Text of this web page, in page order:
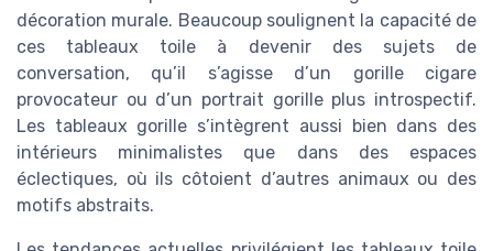
décoration murale. Beaucoup soulignent la capacité de
ces tableaux toile à devenir des sujets de
conversation, qu’il s’agisse d’un gorille cigare
provocateur ou d’un portrait gorille plus introspectif.
Les tableaux gorille s’intègrent aussi bien dans des
intérieurs minimalistes que dans des espaces
éclectiques, où ils côtoient d’autres animaux ou des
motifs abstraits.